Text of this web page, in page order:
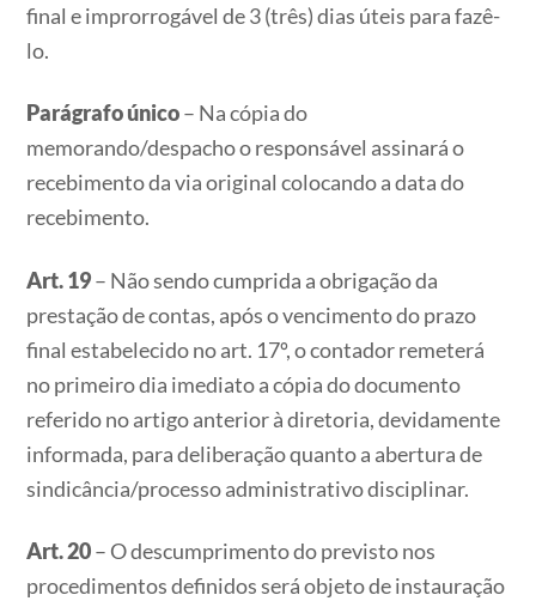
final e improrrogável de 3 (três) dias úteis para fazê-
lo.
Parágrafo único– Na cópia do
memorando/despacho o responsável assinará o
recebimento da via original colocando a data do
recebimento.
Art. 19– Não sendo cumprida a obrigação da
prestação de contas, após o vencimento do prazo
final estabelecido no art. 17º, o contador remeterá
no primeiro dia imediato a cópia do documento
referido no artigo anterior à diretoria, devidamente
informada, para deliberação quanto a abertura de
sindicância/processo administrativo disciplinar.
Art. 20– O descumprimento do previsto nos
procedimentos definidos será objeto de instauração